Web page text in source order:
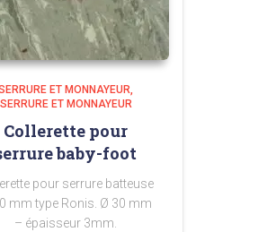
ET MONNAYEUR
SERRURE ET MONNAYEUR
Collerette pour
baby-foot
pour serrure batteuse
mm type Ronis. Ø 30 mm
– épaisseur 3mm.